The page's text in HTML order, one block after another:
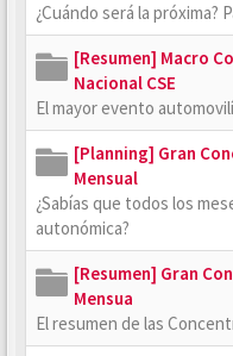
¿Cuándo será la próxima?
[Resumen] Macro
Nacional CSE
El mayor evento
[Planning] Gran
Mensual
¿Sabías que todos los
autonómica?
[Resumen] Gran
Mensua
El resumen de las